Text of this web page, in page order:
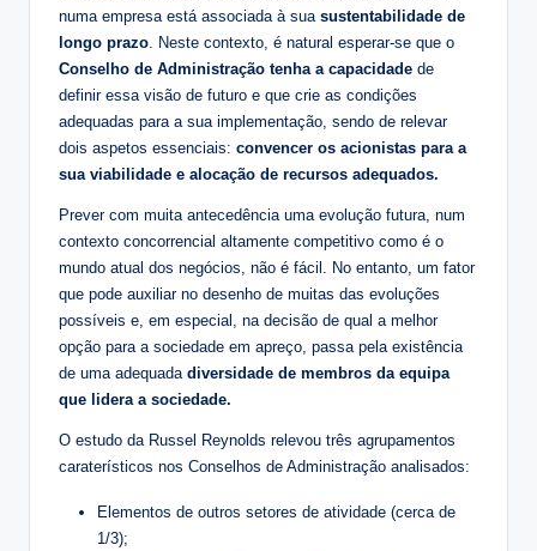
numa empresa está associada à sua sustentabilidade de
longo prazo . Neste contexto, é natural esperar-se que o
Conselho de Administração tenha a capacidade de
definir essa visão de futuro e que crie as condições
adequadas para a sua implementação, sendo de relevar
dois aspetos essenciais: convencer os acionistas para a
sua viabilidade e alocação de recursos adequados.
Prever com muita antecedência uma evolução futura, num
contexto concorrencial altamente competitivo como é o
mundo atual dos negócios, não é fácil. No entanto, um fator
que pode auxiliar no desenho de muitas das evoluções
possíveis e, em especial, na decisão de qual a melhor
opção para a sociedade em apreço, passa pela existência
de uma adequada diversidade de membros da equipa
que lidera a sociedade.
O estudo da Russel Reynolds relevou três agrupamentos
caraterísticos nos Conselhos de Administração analisados:
Elementos de outros setores de atividade (cerca de
1/3);